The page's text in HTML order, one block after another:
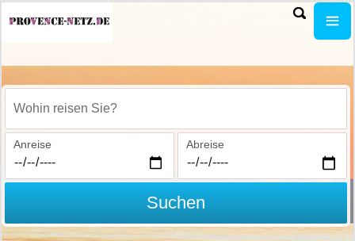
Wohin reisen Sie?
Anreise Abreise
Suchen